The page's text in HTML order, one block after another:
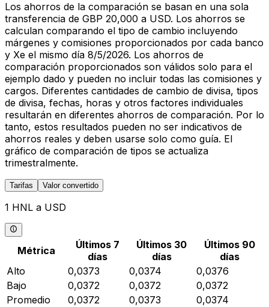
Los ahorros de la comparación se basan en una sola
transferencia de GBP 20,000 a USD. Los ahorros se
calculan comparando el tipo de cambio incluyendo
márgenes y comisiones proporcionados por cada banco
y Xe el mismo día 8/5/2026. Los ahorros de
comparación proporcionados son válidos solo para el
ejemplo dado y pueden no incluir todas las comisiones y
cargos. Diferentes cantidades de cambio de divisa, tipos
de divisa, fechas, horas y otros factores individuales
resultarán en diferentes ahorros de comparación. Por lo
tanto, estos resultados pueden no ser indicativos de
ahorros reales y deben usarse solo como guía. El
gráfico de comparación de tipos se actualiza
trimestralmente.
Tarifas Valor convertido
1 HNL a USD
Métrica
Últimos 7
días
Últimos 30
días
Últimos 90
días
Alto
0,0373 0,0374
0,0376
Bajo
0,0372 0,0372
0,0372
Promedio
0,0372 0,0373
0,0374